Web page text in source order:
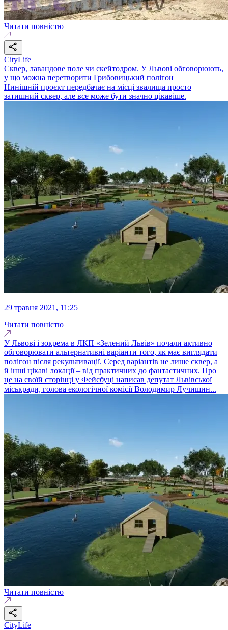
Читати повністю
CityLife
Сквер, лавандове поле чи скейтодром. У Львові обговорюють,
у що можна перетворити Грибовицький полігон
Нинішній проєкт передбачає на місці звалища просто
затишний сквер, але все може бути значно цікавіше.
29 травня 2021, 11:25
Читати повністю
У Львові і зокрема в ЛКП «Зелений Львів» почали активно
обговорювати альтернативні варіанти того, як має виглядати
полігон після рекультивації. Серед варіантів не лише сквер, а
й інші цікаві локації – від практичних до фантастичних. Про
це на своїй сторінці у Фейсбуці написав депутат Львівської
міськради, голова екологічної комісії Володимир Лучишин...
Читати повністю
CityLife